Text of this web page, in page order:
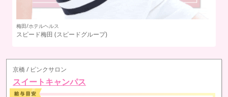
梅田/ホテルヘルス
スピード梅田 (スピードグループ)
京橋 / ピンクサロン
スイートキャンパス